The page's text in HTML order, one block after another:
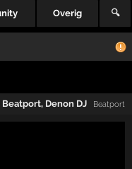
Overig 🔍
Beatport, Denon DJ Beatport